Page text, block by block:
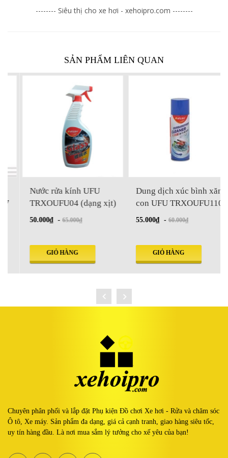
-------- Siêu thị cho xe hơi - xehoipro.com --------
SẢN PHẨM LIÊN QUAN
Nước rửa kính UFU
TRXOUFU04 (dạng xịt)
50.000₫ -65.000₫
GIỎ HÀNG
Dung dịch xúc bình xăng
con UFU TRXOUFU1107
55.000₫ -60.000₫
GIỎ HÀNG
Chuyên phân phối và lắp đặt Phụ kiện Đồ chơi Xe hơi - Rửa và chăm sóc
Ô tô, Xe máy. Sản phẩm đa dạng, giá cả cạnh tranh, giao hàng siêu tốc,
uy tín hàng đầu. Là nơi mua sắm lý tưởng cho xế yêu của bạn!